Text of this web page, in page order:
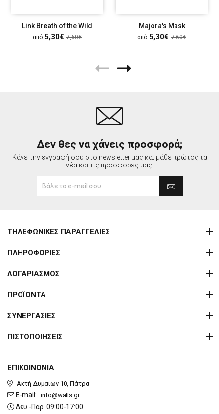
Link Breath of the Wild
από 5,30€ 7,60€
Majora's Mask
από 5,30€ 7,60€
Δεν θες να χάνεις προσφορά;
Κάνε την εγγραφή σου στο newsletter μας και μάθε πρώτος τα
νέα και τις προσφορές μας!
ΕΠΙΚΟΙΝΩΝΙΑ
Ακτή Δυμαίων 10, Πάτρα
E-mail: info@walls.gr
Δευ.-Παρ. 09:00-17:00
ΤΗΛΕΦΩΝΙΚΕΣ ΠΑΡΑΓΓΕΛΙΕΣ
ΠΛΗΡΟΦΟΡΙΕΣ
ΛΟΓΑΡΙΑΣΜΟΣ
ΠΡΟΪΟΝΤΑ
ΣΥΝΕΡΓΑΣΙΕΣ
ΠΙΣΤΟΠΟΙΗΣΕΙΣ